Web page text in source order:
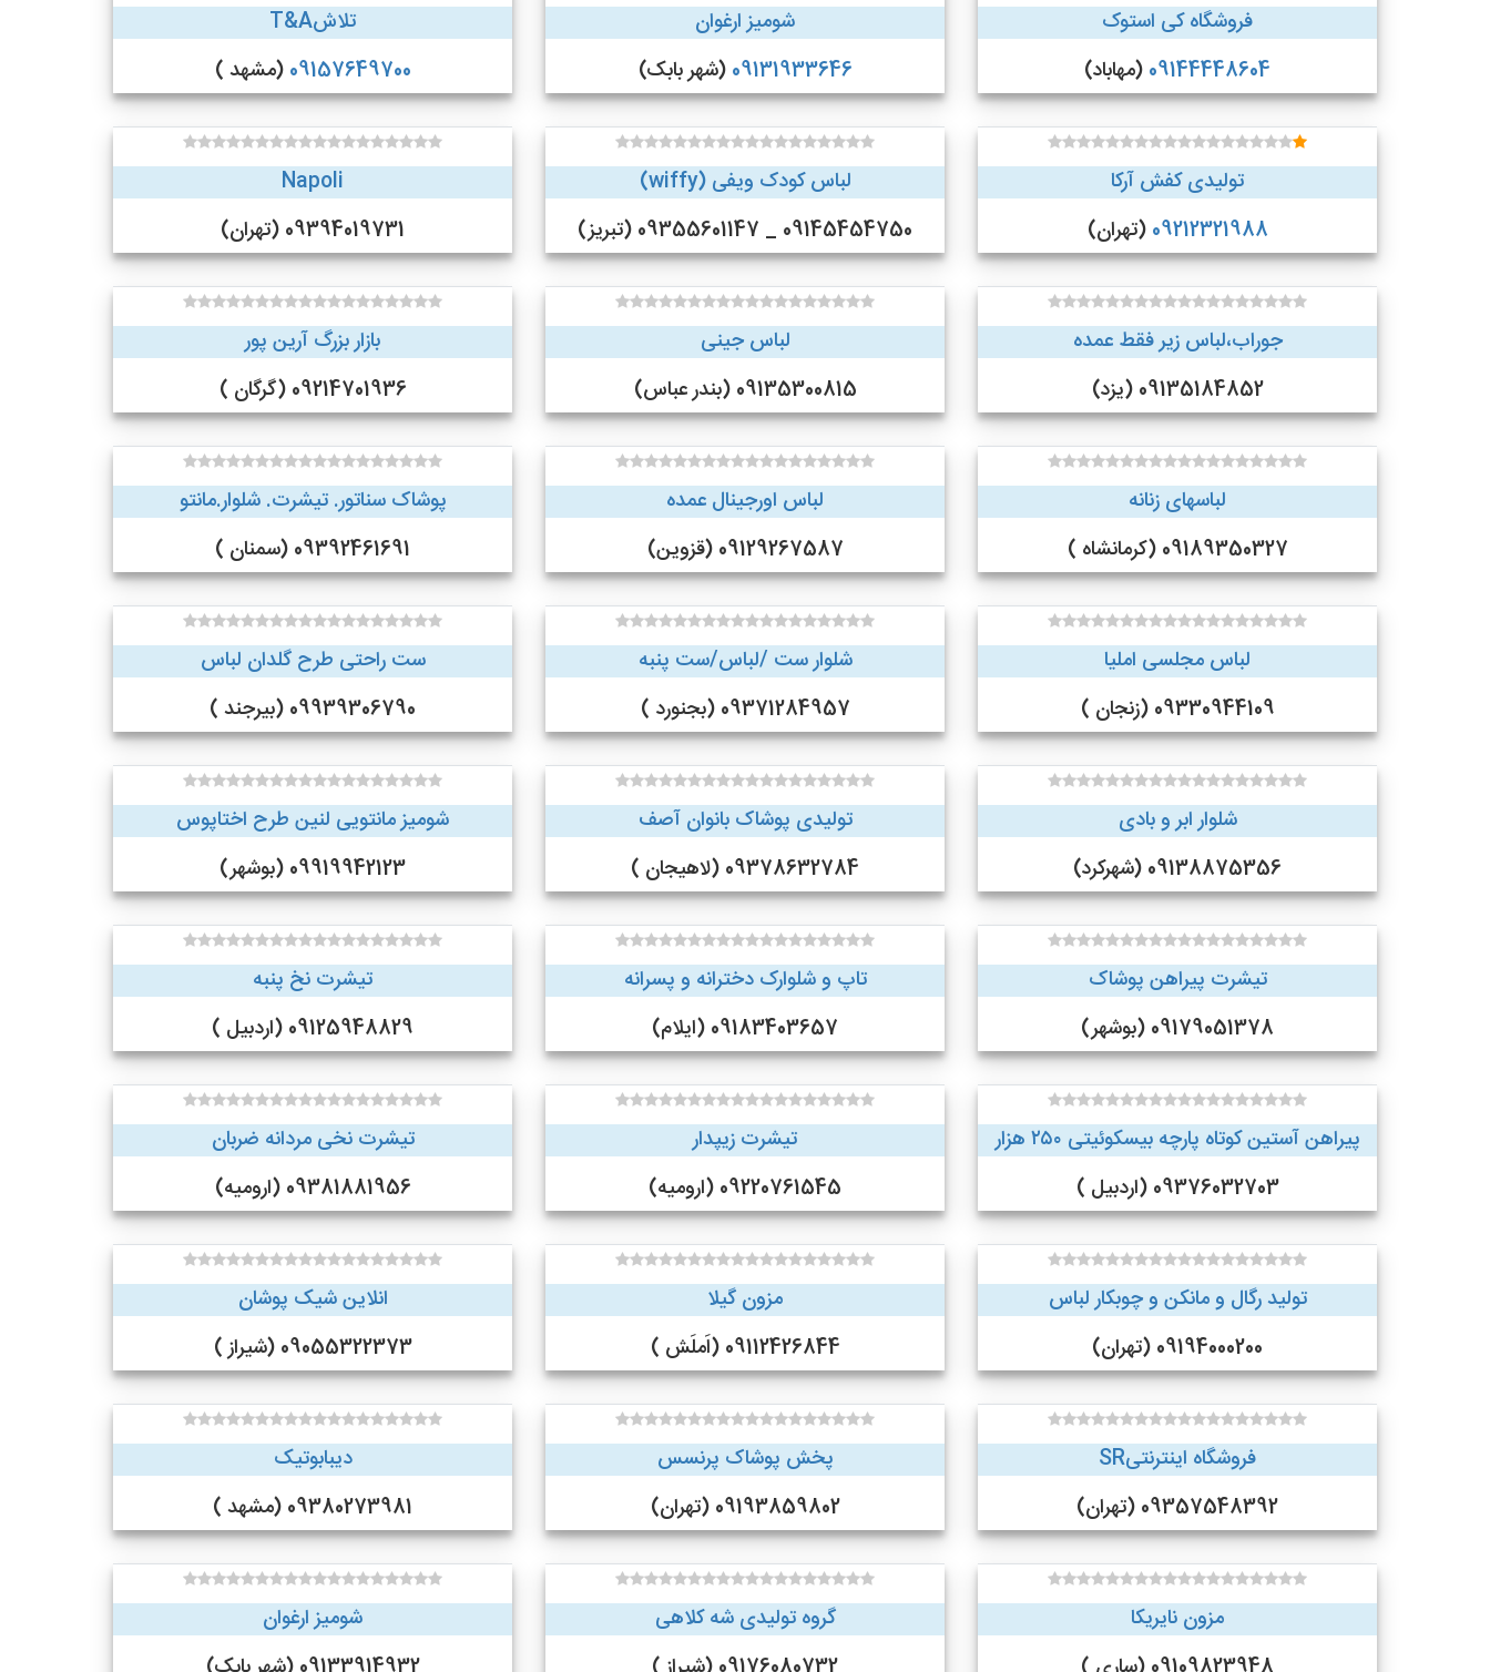
فروشگاه کی استوک
09144448604 (مهاباد)
شومیز ارغوان
09131933646 (شهر بابک)
تلاشT&A
09157649700 (مشهد )
تولیدی کفش آرکا
09212321988 (تهران)
لباس کودک ویفی (wiffy)
09145454750 _ 09355601147 (تبریز)
Napoli
09394019731 (تهران)
جوراب،لباس زیر فقط عمده
09135184852 (یزد)
لباس جینی
09135300815 (بندر عباس)
بازار بزرگ آرین پور
09214701936 (گرگان )
لباسهای زنانه
09189350327 (کرمانشاه )
لباس اورجینال عمده
09129267587 (قزوین)
پوشاک سناتور. تیشرت. شلوار.مانتو
09392461691 (سمنان )
لباس مجلسی املیا
09330944109 (زنجان )
شلوار ست /لباس/ست پنبه
09371284957 (بجنورد )
ست راحتی طرح گلدان لباس
09939306790 (بیرجند )
شلوار ابر و بادی
09138875356 (شهرکرد)
تولیدی پوشاک بانوان آصف
09378632784 (لاهیجان )
شومیز مانتویی لنین طرح اختاپوس
09919942123 (بوشهر)
تیشرت پیراهن پوشاک
09179051378 (بوشهر)
تاپ و شلوارک دخترانه و پسرانه
09183403657 (ایلام)
تیشرت نخ پنبه
09125948829 (اردبیل )
پیراهن آستین کوتاه پارچه بیسکوئیتی ۲۵۰ هزار
09376032703 (اردبیل )
تیشرت زیپدار
09220761545 (ارومیه)
تیشرت نخی مردانه ضربان
09381881956 (ارومیه)
تولید رگال و مانکن و چوبکار لباس
09194000200 (تهران)
مزون گیلا
09112426844 (اَملَش )
انلاین شیک پوشان
09055322373 (شیراز )
فروشگاه اینترنتیSR
09357548392 (تهران)
پخش پوشاک پرنسس
09193859802 (تهران)
دیبابوتیک
09380273981 (مشهد )
مزون نایریکا
گروه تولیدی شه کلاهی
شومیز ارغوان